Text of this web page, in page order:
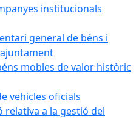
institucionals
general de béns i
mobles de valor històric
vehicles oficials
relativa a la gestió del